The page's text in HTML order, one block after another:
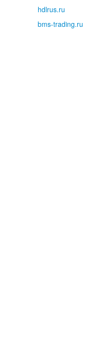
hdlrus.ru
bms-trading.ru